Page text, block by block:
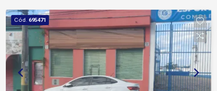
Cód. 695471